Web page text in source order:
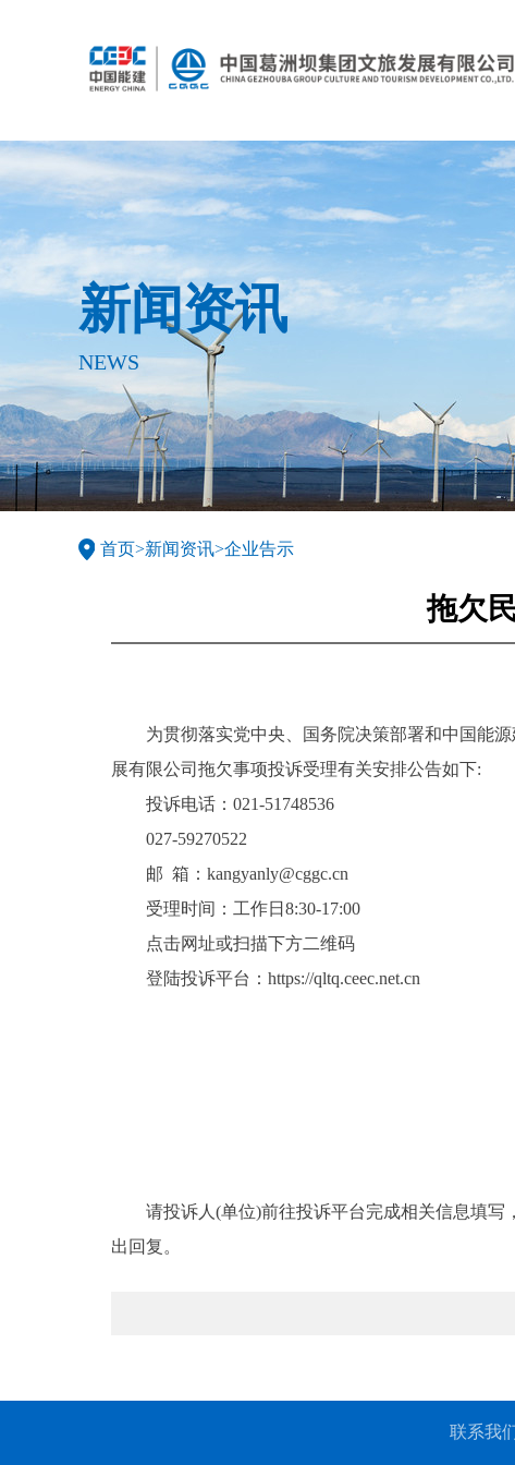
新闻资讯
NEWS
首页>新闻资讯>企业告示
拖欠
为贯彻落实党中央、国务院决策部署和中国能
展有限公司拖欠事项投诉受理有关安排公告如下:
投诉电话：021-51748536
027-59270522
邮 箱：kangyanly@cggc.cn
受理时间：工作日8:30-17:00
点击网址或扫描下方二维码
登陆投诉平台： https://qltq.ceec.net.cn
请投诉人(单位)前往投诉平台完成相关信息填
出回复。
联系我